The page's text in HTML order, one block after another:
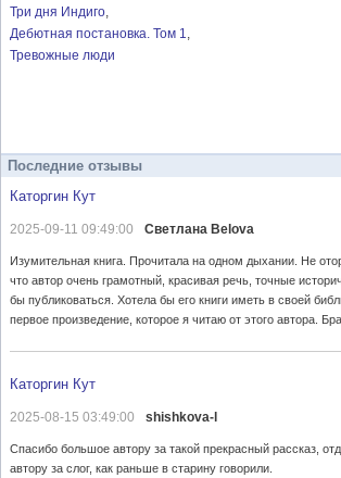
Три дня Индиго
Дебютная постановка. Том 1
Тревожные люди
Последние отзывы
Каторгин Кут
2025-09-11 09:49:00 Светлана Belova
Изумительная книга. Прочитала на одном дыхании. Не
что автор очень грамотный, красивая речь, точные
бы публиковаться. Хотела бы его книги иметь в своей
первое произведение, которое я читаю от этого автора.
Каторгин Кут
2025-08-15 03:49:00 shishkova-l
Спасибо большое автору за такой прекрасный рассказ,
автору за слог, как раньше в старину говорили.